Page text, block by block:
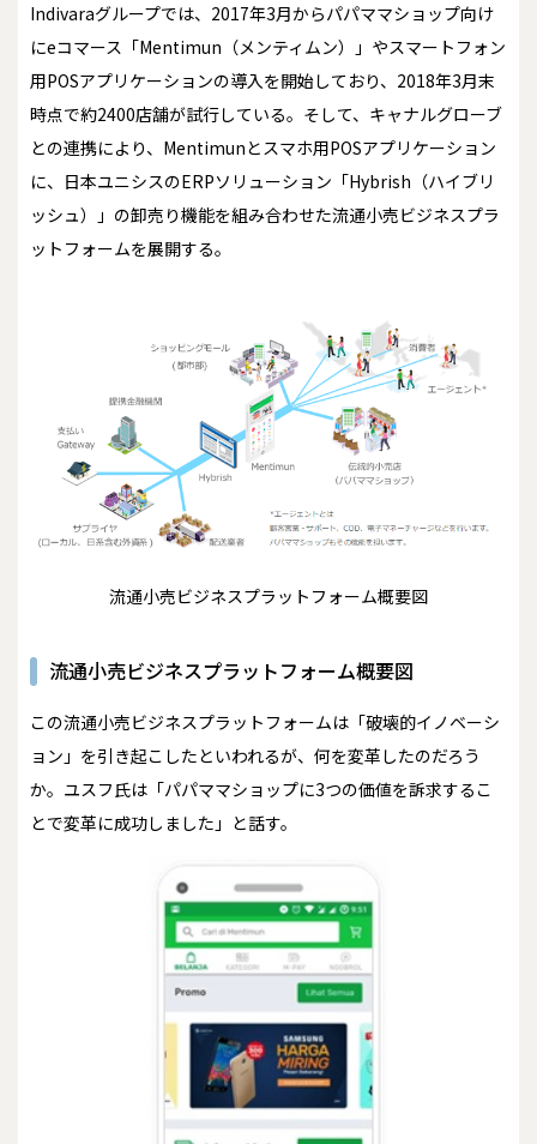
Indivaraグループでは、2017年3月からパパママショップ向け
にeコマース「Mentimun（メンティムン）」やスマートフォン
用POSアプリケーションの導入を開始しており、2018年3月末
時点で約2400店舗が試行している。そして、キャナルグローブ
との連携により、Mentimunとスマホ用POSアプリケーション
に、日本ユニシスのERPソリューション「Hybrish（ハイブリ
ッシュ）」の卸売り機能を組み合わせた流通小売ビジネスプラ
ットフォームを展開する。
流通小売ビジネスプラットフォーム概要図
流通小売ビジネスプラットフォーム概要図
この流通小売ビジネスプラットフォームは「破壊的イノベーシ
ョン」を引き起こしたといわれるが、何を変革したのだろう
か。ユスフ氏は「パパママショップに3つの価値を訴求するこ
とで変革に成功しました」と話す。